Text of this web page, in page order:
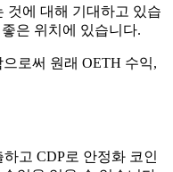
것에 대해 기대하고 있습
은 위치에 있습니다.
로써 원래 OETH 수익,
고 CDP로 안정화 코인